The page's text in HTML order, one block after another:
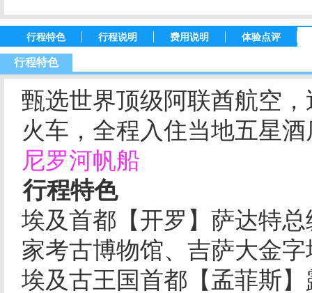
行程特色 行程说明 费用说明 体验点评
行程特色
甄选世界顶级阿联酋航空
火车，全程入住当地五星酒
尼罗河帆船
行程特色
埃及首都【开罗】萨达特
家考古博物馆、吉萨大金
埃及古王国首都【孟菲斯